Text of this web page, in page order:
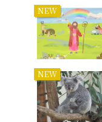
NEW
NEW